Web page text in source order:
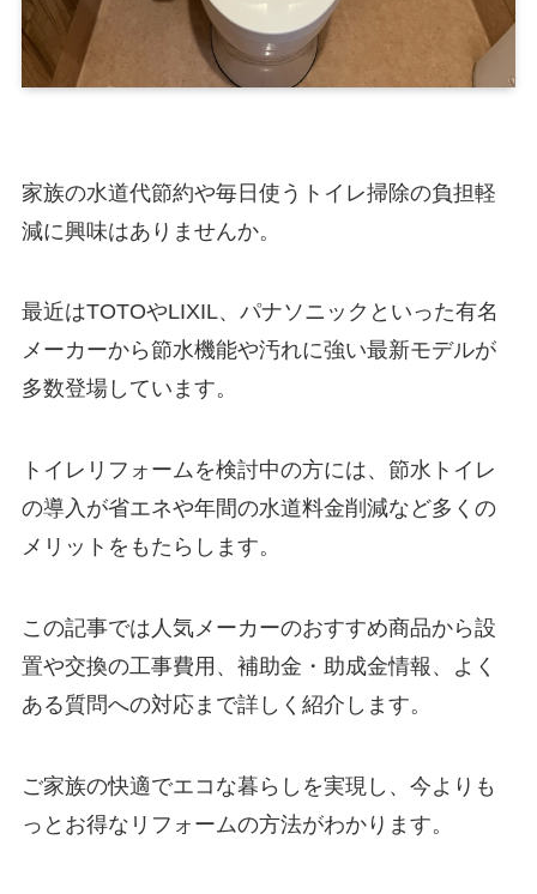
家族の水道代節約や毎日使うトイレ掃除の負担軽
減に興味はありませんか。
最近はTOTOやLIXIL、パナソニックといった有名
メーカーから節水機能や汚れに強い最新モデルが
多数登場しています。
トイレリフォームを検討中の方には、節水トイレ
の導入が省エネや年間の水道料金削減など多くの
メリットをもたらします。
この記事では人気メーカーのおすすめ商品から設
置や交換の工事費用、補助金・助成金情報、よく
ある質問への対応まで詳しく紹介します。
ご家族の快適でエコな暮らしを実現し、今よりも
っとお得なリフォームの方法がわかります。